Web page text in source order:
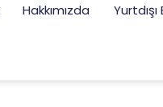
Hakkımızda